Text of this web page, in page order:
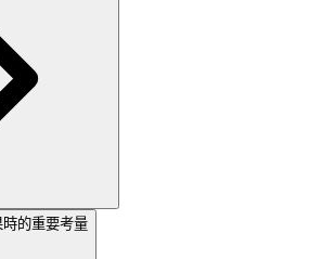
的重要考量